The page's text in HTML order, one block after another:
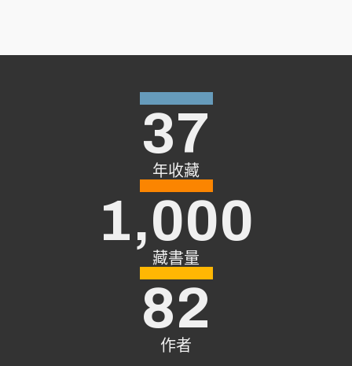
年收藏
37
藏書量
1,000
作者
82